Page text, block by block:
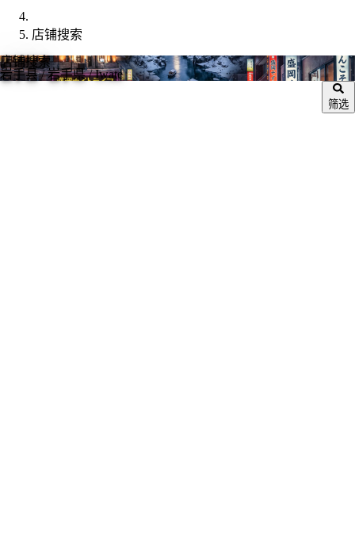
店铺搜索
店铺搜索
岩手县/ 岩手県 / Iwate
筛选